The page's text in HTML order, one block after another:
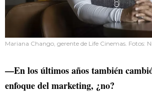
Mariana Chango, gerente de Life Cinemas. Fotos:
—En los últimos años también
enfoque del marketing, ¿no?